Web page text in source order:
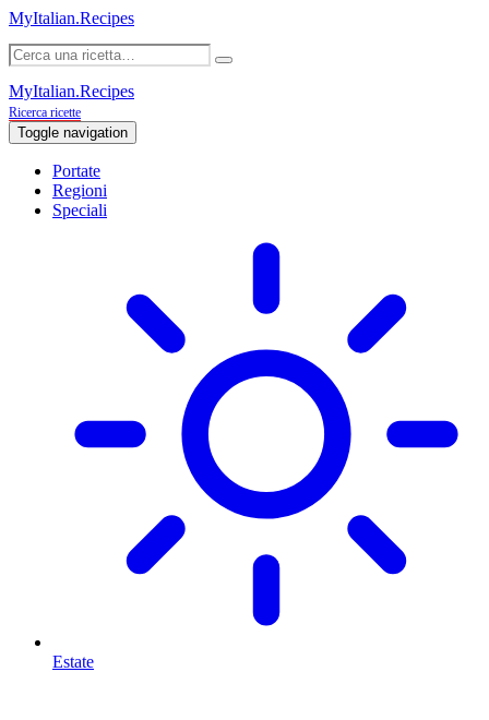
MyItalian.Recipes
MyItalian.Recipes
Ricerca ricette
Toggle navigation
Portate
Regioni
Speciali
Estate